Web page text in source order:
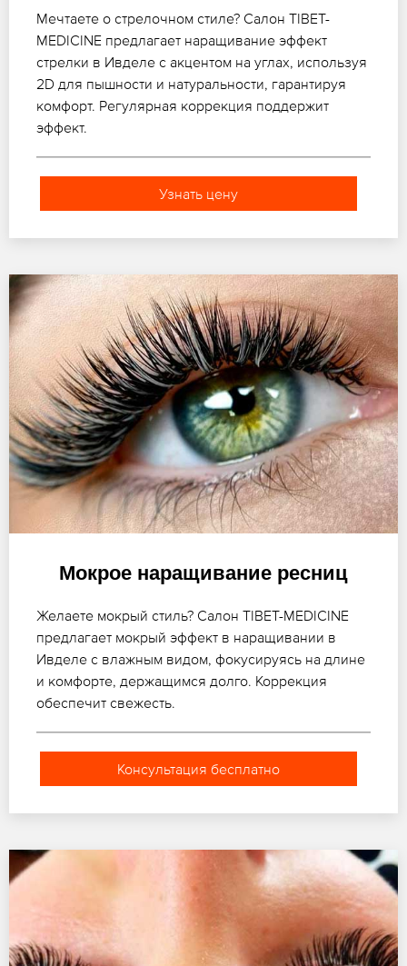
Мечтаете о стрелочном стиле? Салон TIBET-
MEDICINE предлагает наращивание эффект
стрелки в Ивделе с акцентом на углах, используя
2D для пышности и натуральности, гарантируя
комфорт. Регулярная коррекция поддержит
эффект.
Узнать цену
Мокрое наращивание ресниц
Желаете мокрый стиль? Салон TIBET-MEDICINE
предлагает мокрый эффект в наращивании в
Ивделе с влажным видом, фокусируясь на длине
и комфорте, держащимся долго. Коррекция
обеспечит свежесть.
Консультация бесплатно